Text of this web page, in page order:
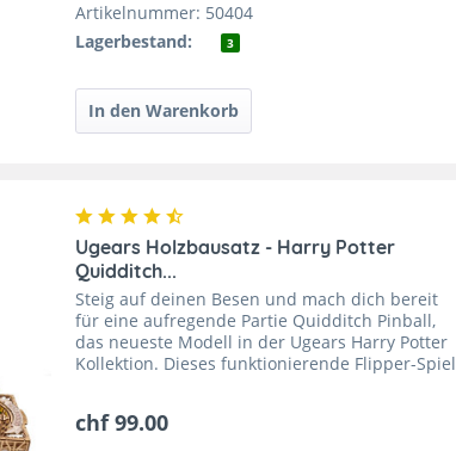
Artikelnummer: 50404
Lagerbestand:
3
Ugears Holzbausatz - Harry Potter
Quidditch...
Steig auf deinen Besen und mach dich bereit
für eine aufregende Partie Quidditch Pinball,
das neueste Modell in der Ugears Harry Potter
Kollektion. Dieses funktionierende Flipper-Spiel
chf 99.00